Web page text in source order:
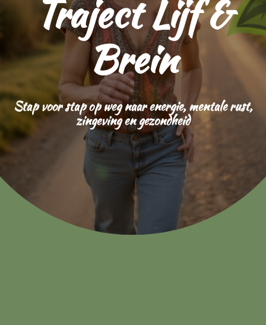
Traject Lijf &
Brein
Stap voor stap op weg naar energie, mentale rust,
zingeving en gezondheid